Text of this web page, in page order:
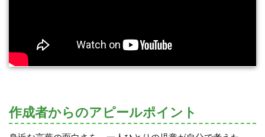
作成者からのアピールポイント